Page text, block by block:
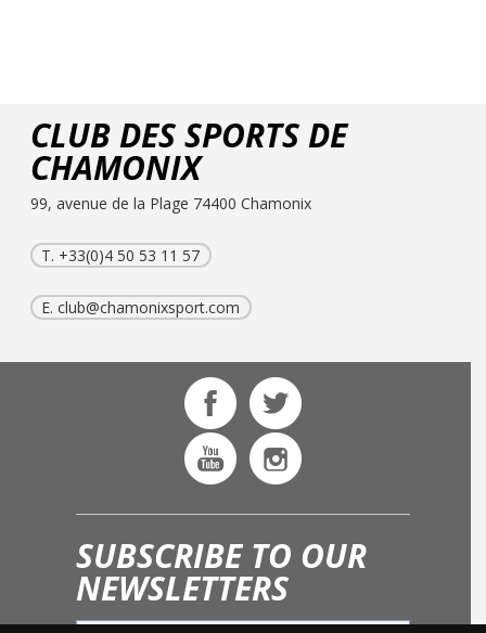
CLUB DES SPORTS DE
CHAMONIX
99, avenue de la Plage 74400 Chamonix
T. +33(0)4 50 53 11 57
E.club@chamonixsport.com
SUBSCRIBE TO OUR
NEWSLETTERS